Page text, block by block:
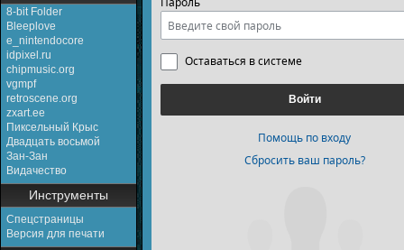
8-bit Folder
Bleeplove
e_nintendocore
idpixel.ru
chipmusic.org
vgmpf
retroscene.org
zxart.ee
Пиксельный Крыс
Двадцать восьмой
Зан-Зан
Видачество
Инструменты
Спецстраницы
Версия для печати
Оставаться в системе
Войти
Помощь по входу
Сбросить ваш пароль?